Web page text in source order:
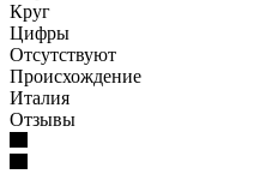
Круг
Цифры
Отсутствуют
Происхождение
Италия
Отзывы